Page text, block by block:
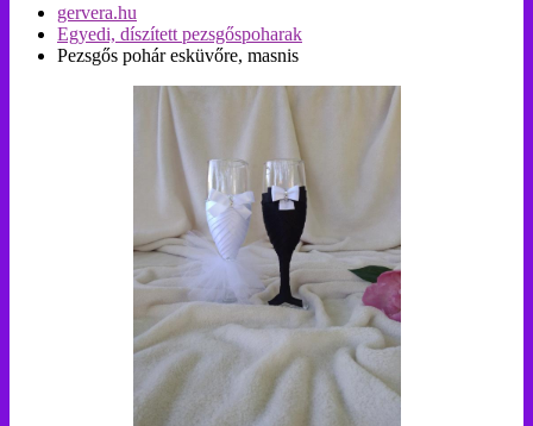
gervera.hu
Egyedi, díszített pezsgőspoharak
Pezsgős pohár esküvőre, masnis